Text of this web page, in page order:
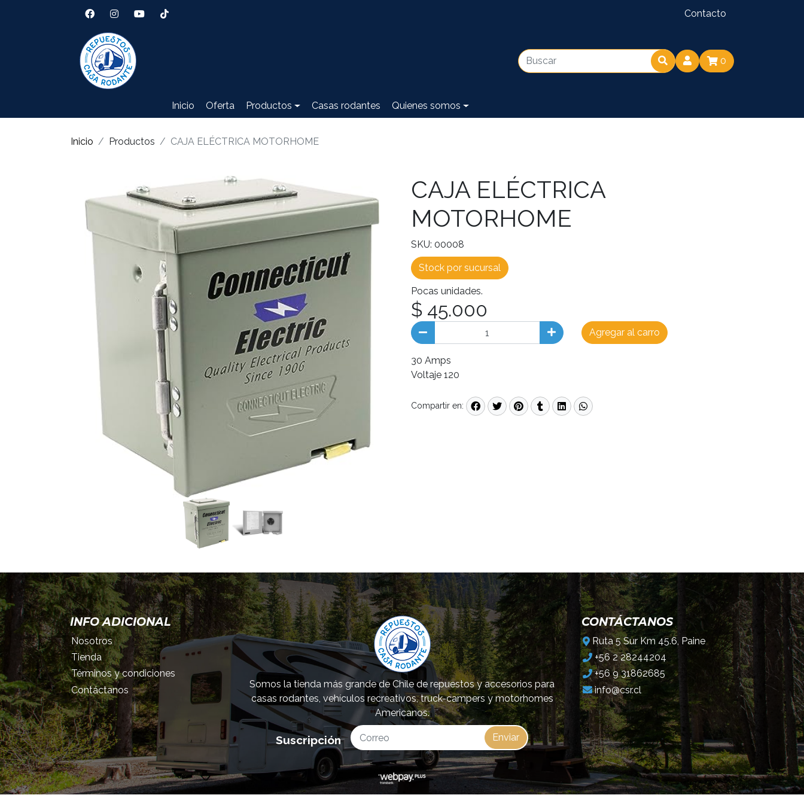
Contacto
0
Inicio Oferta Productos Casas rodantes Quienes somos
Inicio Productos CAJA ELÉCTRICA MOTORHOME
CAJA ELÉCTRICA
MOTORHOME
SKU: 00008
Stock por sucursal
Pocas unidades.
$ 45.000
Agregar al carro
30 Amps
Voltaje 120
Compartir en:
INFO ADICIONAL
Nosotros
Tienda
Términos y condiciones
Contáctanos
Somos la tienda más grande de Chile de repuestos y accesorios para
casas rodantes, vehículos recreativos, truck-campers y motorhomes
Americanos.
CONTÁCTANOS
Ruta 5 Sur Km 45.6, Paine
+56 2 28244204
+56 9 31862685
info@csr.cl
Suscripción Enviar